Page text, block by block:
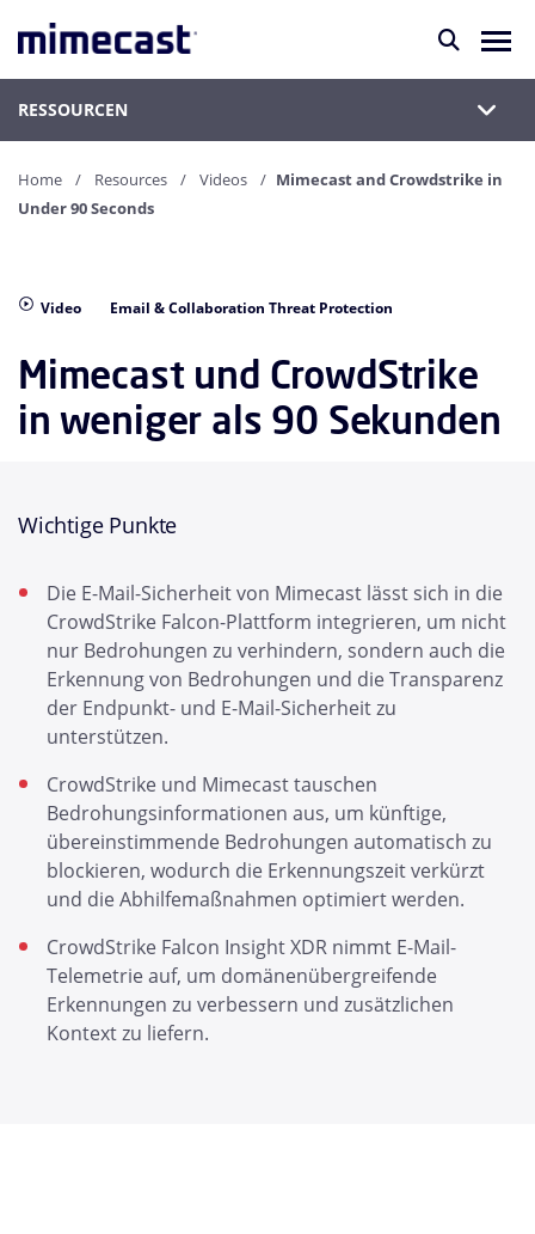
RESSOURCEN
Home Resources Videos
Mimecast and Crowdstrike in
Under 90 Seconds
Video Email & Collaboration Threat Protection
Mimecast und CrowdStrike
in weniger als 90 Sekunden
Wichtige Punkte
Die E-Mail-Sicherheit von Mimecast lässt sich in die
CrowdStrike Falcon-Plattform integrieren, um nicht
nur Bedrohungen zu verhindern, sondern auch die
Erkennung von Bedrohungen und die Transparenz
der Endpunkt- und E-Mail-Sicherheit zu
unterstützen.
CrowdStrike und Mimecast tauschen
Bedrohungsinformationen aus, um künftige,
übereinstimmende Bedrohungen automatisch zu
blockieren, wodurch die Erkennungszeit verkürzt
und die Abhilfemaßnahmen optimiert werden.
CrowdStrike Falcon Insight XDR nimmt E-Mail-
Telemetrie auf, um domänenübergreifende
Erkennungen zu verbessern und zusätzlichen
Kontext zu liefern.